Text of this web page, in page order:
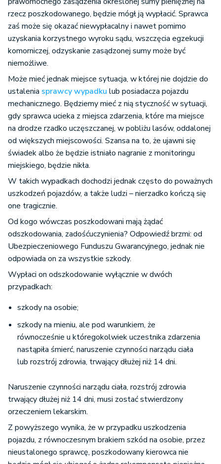
rzecz poszkodowanego, będzie mógł ją wypłacić. Sprawca
zaś może się okazać niewypłacalny i nawet pomimo
uzyskania korzystnego wyroku sądu, wszczęcia egzekucji
komorniczej, odzyskanie zasądzonej sumy może być
niemożliwe.
Może mieć jednak miejsce sytuacja, w której nie dojdzie do
ustalenia sprawcy wypadku lub posiadacza pojazdu
mechanicznego. Będziemy mieć z nią styczność w sytuacji,
gdy sprawca ucieka z miejsca zdarzenia, które ma miejsce
na drodze rzadko uczęszczanej, w pobliżu lasów, oddalonej
od większych miejscowości. Szansa na to, że ujawni się
świadek albo że będzie istniało nagranie z monitoringu
miejskiego, będzie nikła.
W takich wypadkach dochodzi jednak często do poważnych
uszkodzeń pojazdów, a także ludzi – nierzadko kończą się
one tragicznie.
Od kogo wówczas poszkodowani mają żądać
odszkodowania, zadośćuczynienia? Odpowiedź brzmi: od
Ubezpieczeniowego Funduszu Gwarancyjnego, jednak nie
odpowiada on za wszystkie szkody.
Wypłaci on odszkodowanie wyłącznie w dwóch
przypadkach:
szkody na osobie;
szkody na mieniu, ale pod warunkiem, że
równocześnie u któregokolwiek uczestnika zdarzenia
nastąpiła śmierć, naruszenie czynności narządu ciała
lub rozstrój zdrowia, trwający dłużej niż 14 dni.
Naruszenie czynności narządu ciała, rozstrój zdrowia
trwający dłużej niż 14 dni, musi zostać stwierdzony
orzeczeniem lekarskim.
Z powyższego wynika, że w przypadku uszkodzenia
pojazdu, z równoczesnym brakiem szkód na osobie, przez
nieustalonego sprawcę, poszkodowany kierowca nie